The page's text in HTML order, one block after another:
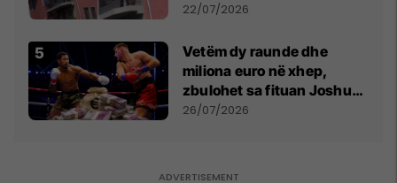
22/07/2026
Vetëm dy raunde dhe
miliona euro në xhep,
zbulohet sa fituan Joshua
e Prenga
26/07/2026